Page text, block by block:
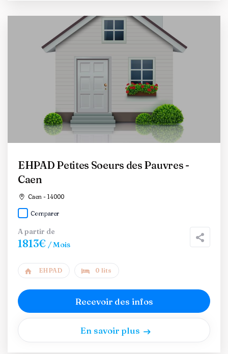
EHPAD Petites Soeurs des Pauvres -
Caen
Caen - 14000
Comparer
A partir de
1813€ / Mois
EHPAD 0 lits
Recevoir des infos
En savoir plus